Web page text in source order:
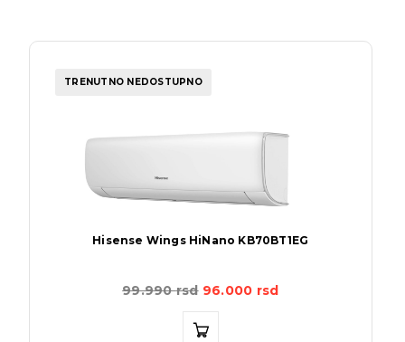
TRENUTNO NEDOSTUPNO
Hisense Wings HiNano KB70BT1EG
99.990rsd 96.000 rsd